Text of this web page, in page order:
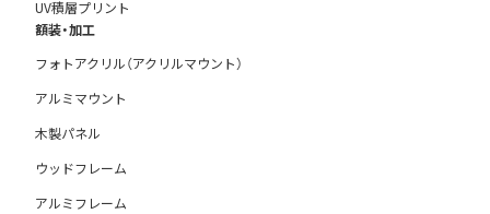
UV積層プリント
額装・加工
フォトアクリル（アクリルマウント）
アルミマウント
木製パネル
ウッドフレーム
アルミフレーム